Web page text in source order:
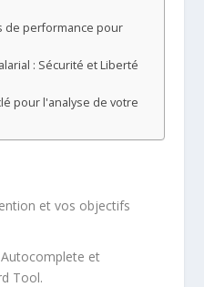
de performance pour
: Sécurité et Liberté
pour l'analyse de votre
et vos objectifs
Autocomplete et
Tool.